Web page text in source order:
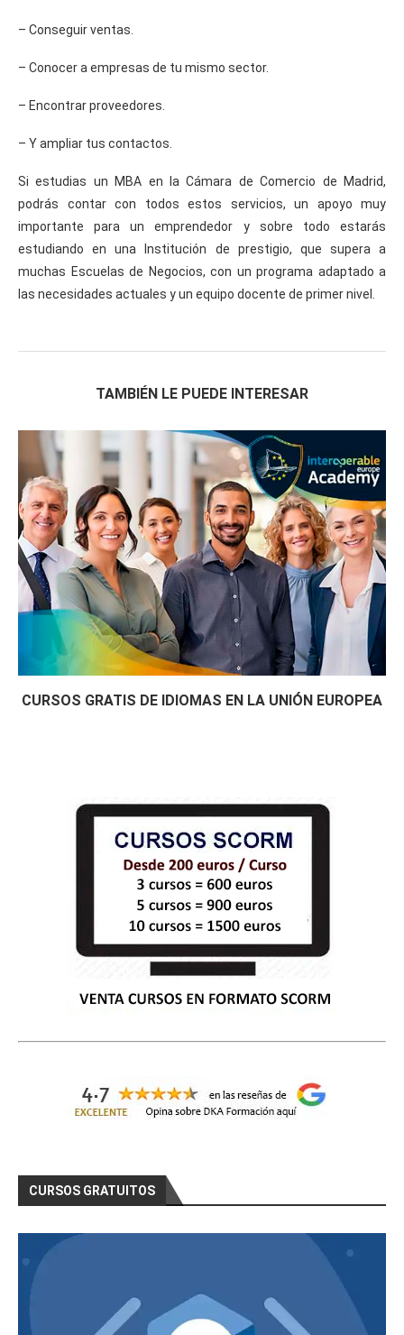
– Conseguir ventas.
– Conocer a empresas de tu mismo sector.
– Encontrar proveedores.
– Y ampliar tus contactos.
Si estudias un MBA en la Cámara de Comercio de Madrid,
podrás contar con todos estos servicios, un apoyo muy
importante para un emprendedor y sobre todo estarás
estudiando en una Institución de prestigio, que supera a
muchas Escuelas de Negocios, con un programa adaptado a
las necesidades actuales y un equipo docente de primer nivel.
TAMBIÉN LE PUEDE INTERESAR
CURSOS GRATIS DE IDIOMAS EN LA UNIÓN EUROPEA
CURSOS GRATUITOS